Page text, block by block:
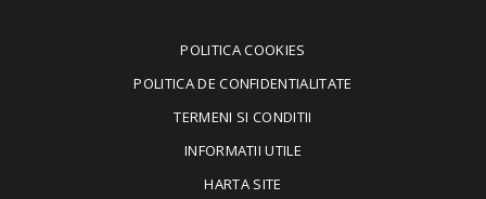
POLITICA COOKIES
POLITICA DE CONFIDENTIALITATE
TERMENI SI CONDITII
INFORMATII UTILE
HARTA SITE